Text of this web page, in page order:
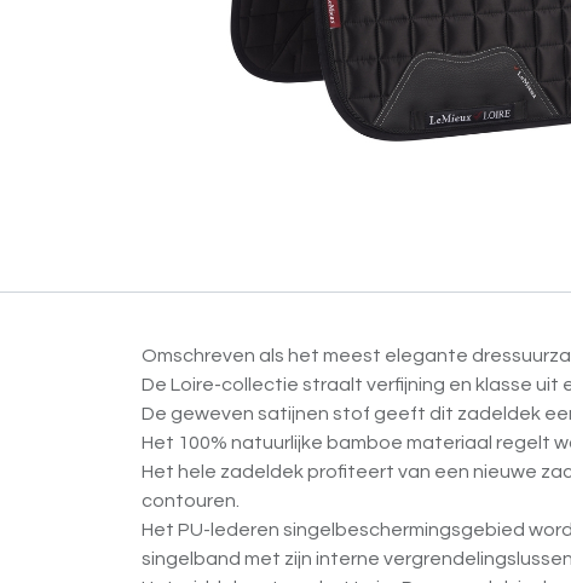
Omschreven als het meest elegante
De Loire-collectie straalt verfijning en klasse uit
De geweven satijnen stof geeft dit zadeldek
Het 100% natuurlijke bamboe materiaal regelt
Het hele zadeldek profiteert van een nieuwe
contouren.
Het PU-lederen singelbeschermingsgebied
singelband met zijn interne vergrendelingslussen.